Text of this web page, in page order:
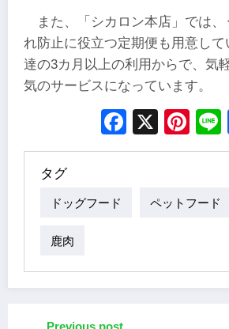
また、「シカロン本店」では
れ防止に役立つ定期便も用意し
達の3カ月以上の利用からで、気
気のサービスになっています。
X
タグ
ドッグフード ペットフード
鹿肉